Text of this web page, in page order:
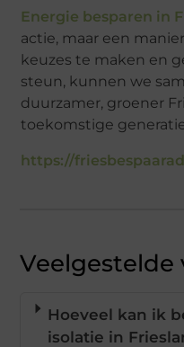
Energie besparen in
actie, maar een
keuzes te maken en
steun, kunnen we
duurzamer, groener
toekomstige
https://
Veelgestelde
Hoeveel kan ik
isolatie in